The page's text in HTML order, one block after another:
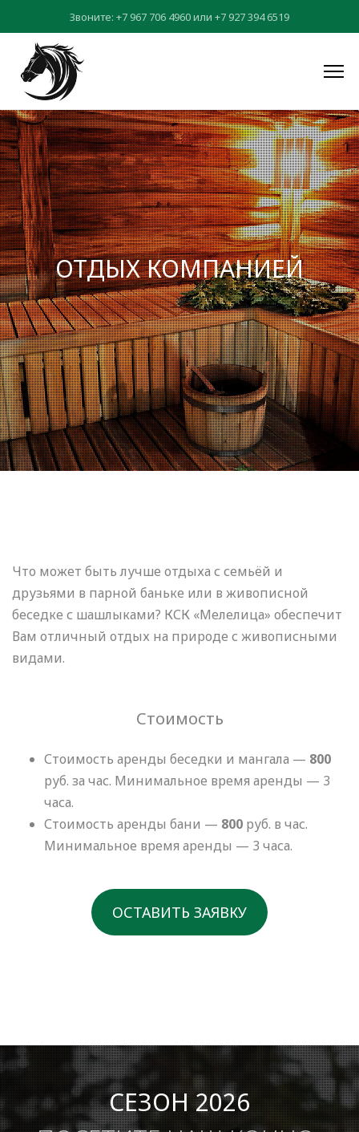
Звоните: +7 967 706 4960или +7 927 394 6519
ОТДЫХ КОМПАНИЕЙ
Что может быть лучше отдыха с семьёй и
друзьями в парной баньке или в живописной
беседке с шашлыками? КСК «Мелелица» обеспечит
Вам отличный отдых на природе с живописными
видами.
Стоимость
Стоимость аренды беседки и мангала — 800
руб. за час. Минимальное время аренды — 3
часа.
Стоимость аренды бани — 800 руб. в час.
Минимальное время аренды — 3 часа.
ОСТАВИТЬ ЗАЯВКУ
СЕЗОН 2026